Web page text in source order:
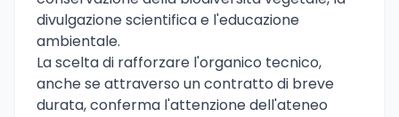
divulgazione scientifica e l'educazione
ambientale.
La scelta di rafforzare l'organico tecnico,
anche se attraverso un contratto di breve
durata, conferma l'attenzione dell'ateneo